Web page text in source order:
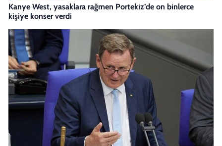
Kanye West, yasaklara rağmen Portekiz’de on binlerce
kişiye konser verdi